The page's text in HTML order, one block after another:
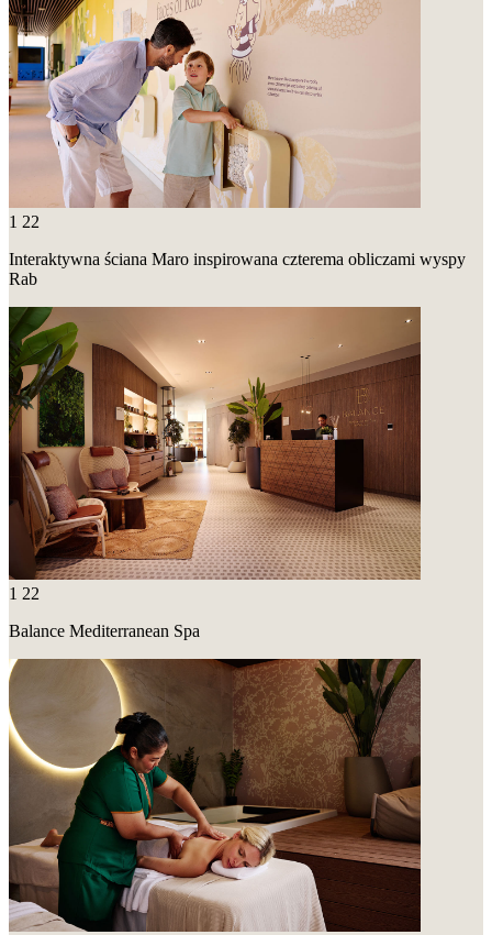
1 22
Interaktywna ściana Maro inspirowana czterema obliczami wyspy
Rab
1 22
Balance Mediterranean Spa